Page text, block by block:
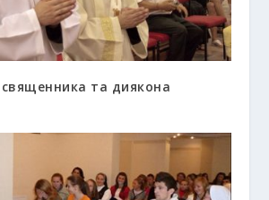
та диякона